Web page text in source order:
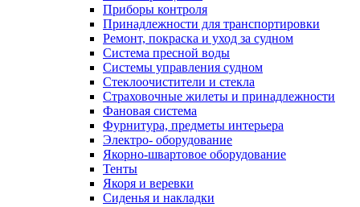
Приборы контроля
Принадлежности для транспортировки
Ремонт, покраска и уход за судном
Система пресной воды
Системы управления судном
Стеклоочистители и стекла
Страховочные жилеты и принадлежности
Фановая система
Фурнитура, предметы интерьера
Электро- оборудование
Якорно-швартовое оборудование
Тенты
Якоря и веревки
Сиденья и накладки